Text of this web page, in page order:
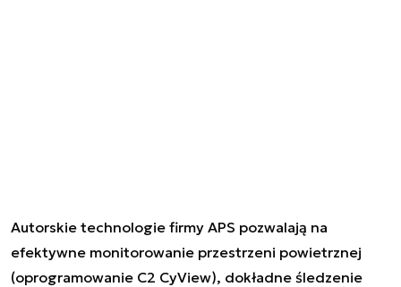
Autorskie technologie firmy APS pozwalają na
efektywne monitorowanie przestrzeni powietrznej
(oprogramowanie C2 CyView), dokładne śledzenie